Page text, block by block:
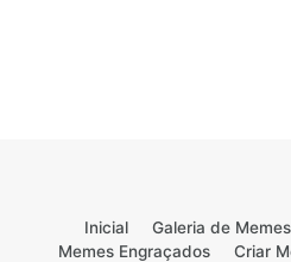
Inicial Galeria de Memes
Memes Engraçados
Criar